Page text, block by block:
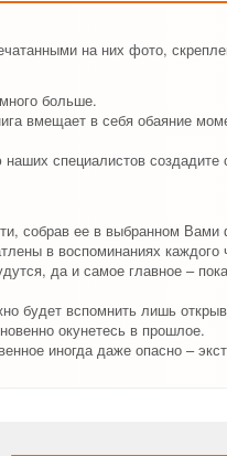
на них фото,
больше.
вмещает в себя обаяние
специалистов
собрав ее в выбранном
в воспоминаниях каждого
да и самое главное –
будет вспомнить лишь
окунетесь в прошлое.
иногда даже опасно –